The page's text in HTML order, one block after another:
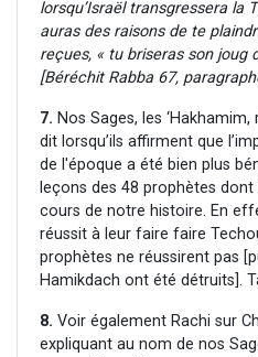
lorsqu’Israël transgressera la
auras des raisons de te
reçues, « tu briseras son joug
[Béréchit Rabba 67,
7. Nos Sages, les
dit lorsqu’ils affirment que
de l'époque a été bien plus
leçons des 48 prophètes
cours de notre histoire. En
réussit à leur faire faire
prophètes ne réussirent pas
Hamikdach ont été détruits].
8. Voir également Rachi sur
expliquant au nom de nos